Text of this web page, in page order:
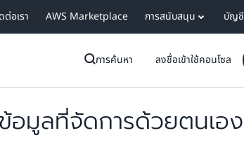
ต่อเรา AWS Marketplace การสนับสนุน บัญ
การค้นหา ลงชื่อเข้าใช้คอนโซล
อมูลที่จัดการด้วยตนเอง